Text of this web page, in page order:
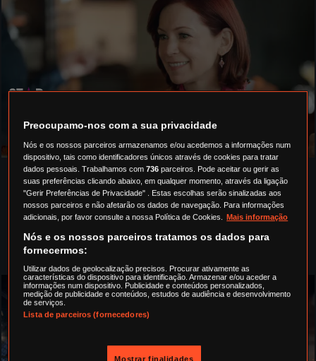
ELSBETH
QUINTA-FEIRA22.25
MAIS RECENTE
Preocupamo-nos com a sua privacidade
Nós e os nossos parceiros armazenamos e/ou acedemos a informações num
dispositivo, tais como identificadores únicos através de cookies para tratar
dados pessoais. Trabalhamos com736 parceiros. Pode aceitar ou gerir as
suas preferências clicando abaixo, em qualquer momento, através da ligação
"Gerir Preferências de Privacidade" . Estas escolhas serão sinalizadas aos
nossos parceiros e não afetarão os dados de navegação. Para informações
adicionais, por favor consulte a nossa Política de Cookies.
Mais informação
Nós e os nossos parceiros tratamos os dados para
fornecermos:
Utilizar dados de geolocalização precisos. Procurar ativamente as
características do dispositivo para identificação. Armazenar e/ou aceder a
informações num dispositivo. Publicidade e conteúdos personalizados,
medição de publicidade e conteúdos, estudos de audiência e desenvolvimento
de serviços.
Lista de parceiros (fornecedores)
Mostrar finalidades